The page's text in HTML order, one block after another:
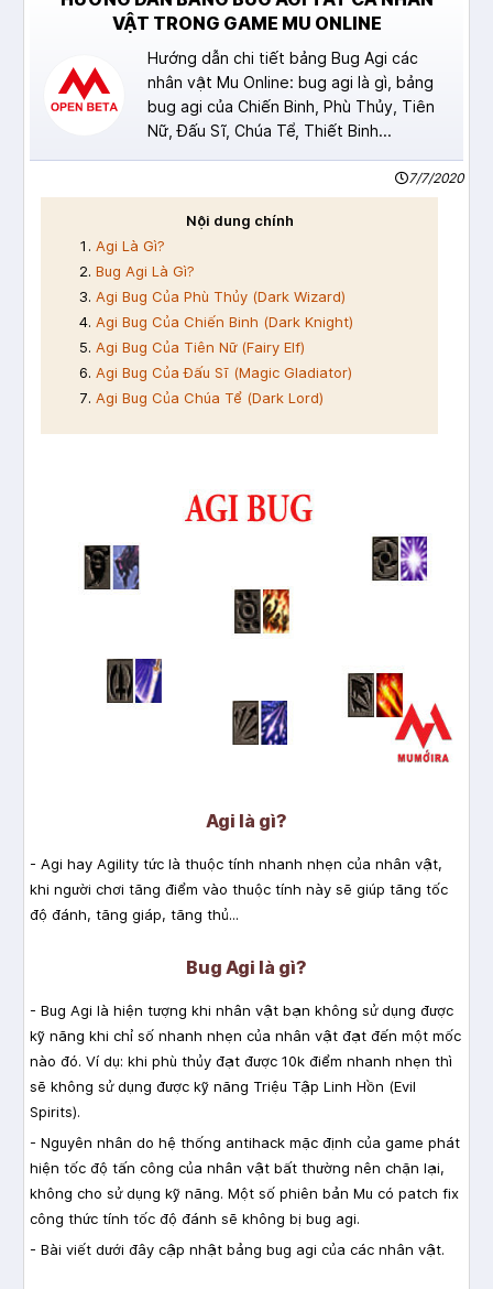
VẬT TRONG GAME MU ONLINE
Hướng dẫn chi tiết bảng Bug Agi các
nhân vật Mu Online: bug agi là gì, bảng
bug agi của Chiến Binh, Phù Thủy, Tiên
Nữ, Đấu Sĩ, Chúa Tể, Thiết Binh...
7/7/2020
Nội dung chính
Agi Là Gì?
Bug Agi Là Gì?
Agi Bug Của Phù Thủy (Dark Wizard)
Agi Bug Của Chiến Binh (Dark Knight)
Agi Bug Của Tiên Nữ (Fairy Elf)
Agi Bug Của Đấu Sĩ (Magic Gladiator)
Agi Bug Của Chúa Tể (Dark Lord)
Agi là gì?
- Agi hay Agility tức là thuộc tính nhanh nhẹn của nhân vật,
khi người chơi tăng điểm vào thuộc tính này sẽ giúp tăng tốc
độ đánh, tăng giáp, tăng thủ...
Bug Agi là gì?
- Bug Agi là hiện tượng khi nhân vật bạn không sử dụng được
kỹ năng khi chỉ số nhanh nhẹn của nhân vật đạt đến một mốc
nào đó. Ví dụ: khi phù thủy đạt được 10k điểm nhanh nhẹn thì
sẽ không sử dụng được kỹ năng Triệu Tập Linh Hồn (Evil
Spirits).
- Nguyên nhân do hệ thống antihack mặc định của game phát
hiện tốc độ tấn công của nhân vật bất thường nên chặn lại,
không cho sử dụng kỹ năng. Một số phiên bản Mu có patch fix
công thức tính tốc độ đánh sẽ không bị bug agi.
- Bài viết dưới đây cập nhật bảng bug agi của các nhân vật.